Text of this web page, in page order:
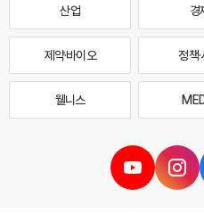
산업 경
제약·바이오 정책·
웰니스